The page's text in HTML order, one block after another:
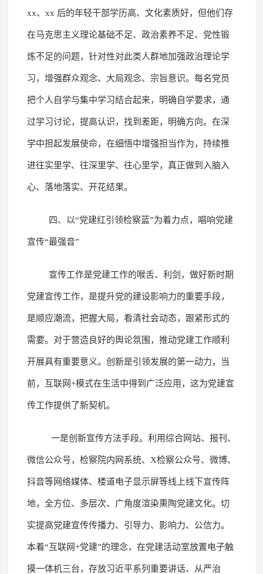
xx、xx 后的年轻干部学历高、文化素质好，但他们存
在马克思主义理论基础不足、政治素养不足、党性锻
炼不足的问题，针对性对此类人群地加强政治理论学
习，增强群众观念、大局观念、宗旨意识。每名党员
把个人自学与集中学习结合起来，明确自学要求，通
过学习讨论，提高认识，找到差距，明确方向。在深
学中担起发展使命，在细悟中增强担当作为，持续推
进往实里学、往深里学、往心里学，真正做到入脑入
心、落地落实、开花结果。
四、以“党建红引领检察蓝”为着力点，唱响党建
宣传“最强音”
宣传工作是党建工作的喉舌、利剑，做好新时期
党建宣传工作，是提升党的建设影响力的重要手段，
是顺应潮流，把握大局，看清社会动态，跟紧形式的
需要。对于营造良好的舆论氛围，推动党建工作顺利
开展具有重要意义。创新是引领发展的第一动力，当
前，互联网+模式在生活中得到广泛应用，这为党建宣
传工作提供了新契机。
一是创新宣传方法手段。利用综合网站、报刊、
微信公众号，检察院内网系统、X检察公众号、微博、
抖音等网络媒体、楼道电子显示屏等线上线下宣传阵
地，全方位、多层次、广角度渲染熏陶党建文化。切
实提高党建宣传传播力、引导力、影响力、公信力。
本着“互联网+党建”的理念，在党建活动室放置电子触
摸一体机三台，存放习近平系列重要讲话、从严治